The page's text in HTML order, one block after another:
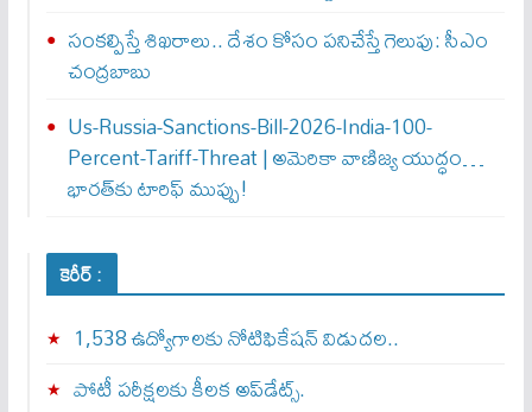
సంకల్పిస్తే శిఖరాలు.. దేశం కోసం పనిచేస్తే గెలుపు: సీఎం
చంద్రబాబు
Us-Russia-Sanctions-Bill-2026-India-100-
Percent-Tariff-Threat | అమెరికా వాణిజ్య యుద్ధం…
భారత్‌కు టారిఫ్ ముప్పు!
కెరీర్ :
1,538 ఉద్యోగాలకు నోటిఫికేషన్ విడుదల..
పోటీ పరీక్షలకు కీలక అప్‌డేట్స్.